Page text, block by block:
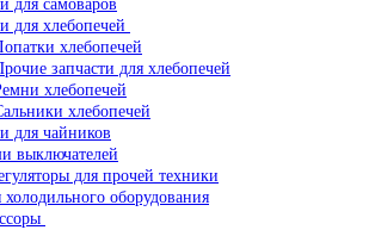
для самоваров
для хлебопечей
хлебопечей
запчасти для хлебопечей
хлебопечей
хлебопечей
для чайников
выключателей
для прочей техники
холодильного оборудования